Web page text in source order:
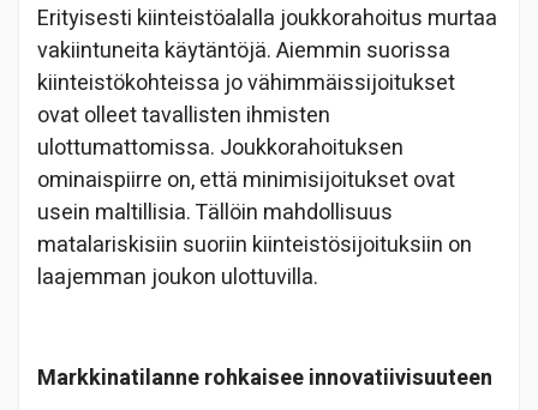
Erityisesti kiinteistöalalla joukkorahoitus murtaa
vakiintuneita käytäntöjä. Aiemmin suorissa
kiinteistökohteissa jo vähimmäissijoitukset
ovat olleet tavallisten ihmisten
ulottumattomissa. Joukkorahoituksen
ominaispiirre on, että minimisijoitukset ovat
usein maltillisia. Tällöin mahdollisuus
matalariskisiin suoriin kiinteistösijoituksiin on
laajemman joukon ulottuvilla.
Markkinatilanne rohkaisee innovatiivisuuteen